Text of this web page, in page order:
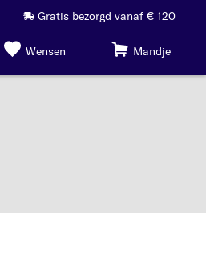
Gratis bezorgd vanaf € 120
Wensen Mandje